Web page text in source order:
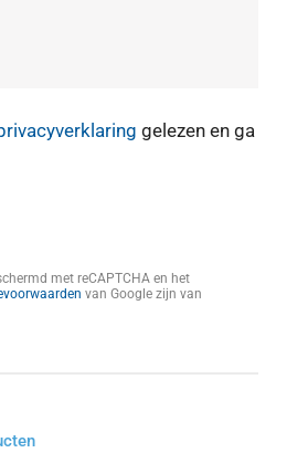
gelezen en ga
met reCAPTCHA en het
van Google zijn van